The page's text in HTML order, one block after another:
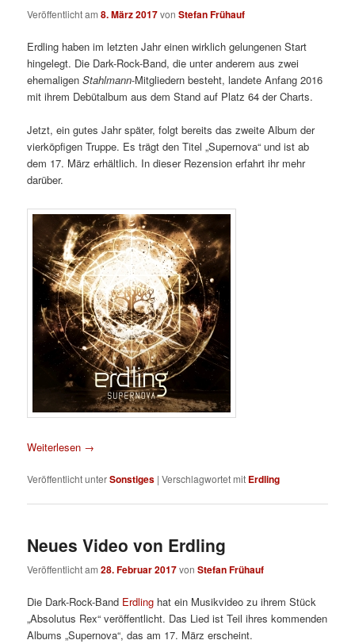
Veröffentlicht am8. März 2017vonStefan Frühauf
Erdling haben im letzten Jahr einen wirklich gelungenen Start
hingelegt. Die Dark-Rock-Band, die unter anderem aus zwei
ehemaligenStahlmann-Mitgliedern besteht, landete Anfang 2016
mit ihrem Debütalbum aus dem Stand auf Platz 64 der Charts.
Jetzt, ein gutes Jahr später, folgt bereits das zweite Album der
vierköpfigen Truppe. Es trägt den Titel „Supernova“ und ist ab
dem 17. März erhältlich. In dieser Rezension erfahrt ihr mehr
darüber.
Weiterlesen →
Veröffentlicht unterSonstiges |Verschlagwortet mit Erdling
Neues Video von Erdling
Veröffentlicht am28. Februar 2017vonStefan Frühauf
Die Dark-Rock-Band Erdling hat ein Musikvideo zu ihrem Stück
„Absolutus Rex“ veröffentlicht. Das Lied ist Teil ihres kommenden
Albums „Supernova“, das am 17. März erscheint.